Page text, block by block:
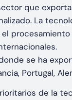
que
La
se ha
Portugal,
de la